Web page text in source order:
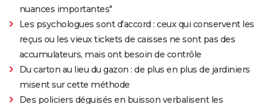
nuances importantes"
Les psychologues sont d'accord : ceux qui conservent les
reçus ou les vieux tickets de caisses ne sont pas des
accumulateurs, mais ont besoin de contrôle
Du carton au lieu du gazon : de plus en plus de jardiniers
misent sur cette méthode
Des policiers déguisés en buisson verbalisent les